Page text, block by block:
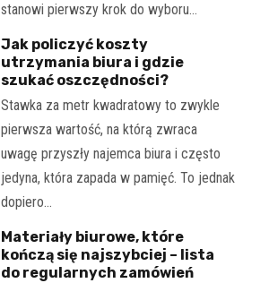
stanowi pierwszy krok do wyboru…
Jak policzyć koszty
utrzymania biura i gdzie
szukać oszczędności?
Stawka za metr kwadratowy to zwykle
pierwsza wartość, na którą zwraca
uwagę przyszły najemca biura i często
jedyna, która zapada w pamięć. To jednak
dopiero…
Materiały biurowe, które
kończą się najszybciej – lista
do regularnych zamówień